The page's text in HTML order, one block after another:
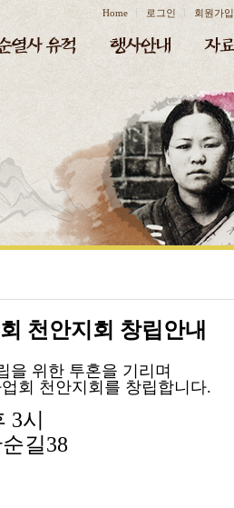
Home 로그인 회원가입
천안지회 창립안내
위한 투혼을 기리며
천안지회를 창립합니다.
시
길38